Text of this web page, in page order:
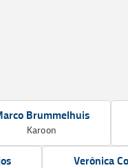
Brummelhuis
Karoon
Verônica